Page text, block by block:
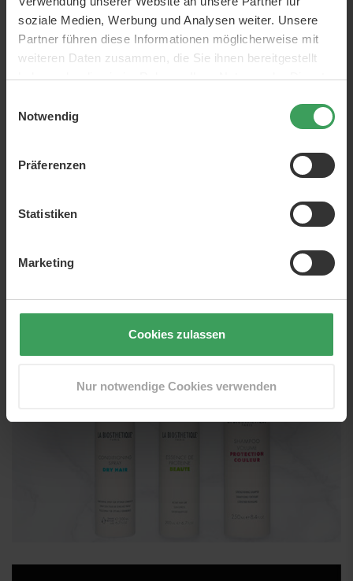
soziale Medien, Werbung und Analysen weiter. Unsere
Partner führen diese Informationen möglicherweise mit
weiteren Daten zusammen, die Sie ihnen bereitgestellt
haben oder die sie im Rahmen Ihrer Nutzung der Dienste
Notwendig
Präferenzen
Statistiken
Marketing
Cookies zulassen
Nur notwendige Cookies verwenden